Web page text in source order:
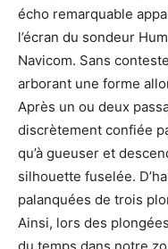
écho remarquable
l’écran du sondeur
Navicom. Sans
arborant une forme
Après un ou deux
discrètement confiée
qu’à gueuser et
silhouette fuselée.
palanquées de trois
Ainsi, lors des
du temps dans notre